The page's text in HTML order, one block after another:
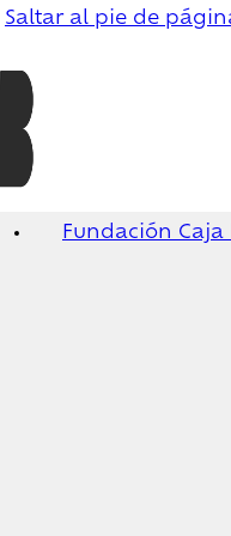
Saltar al pie de
Fundación Caja